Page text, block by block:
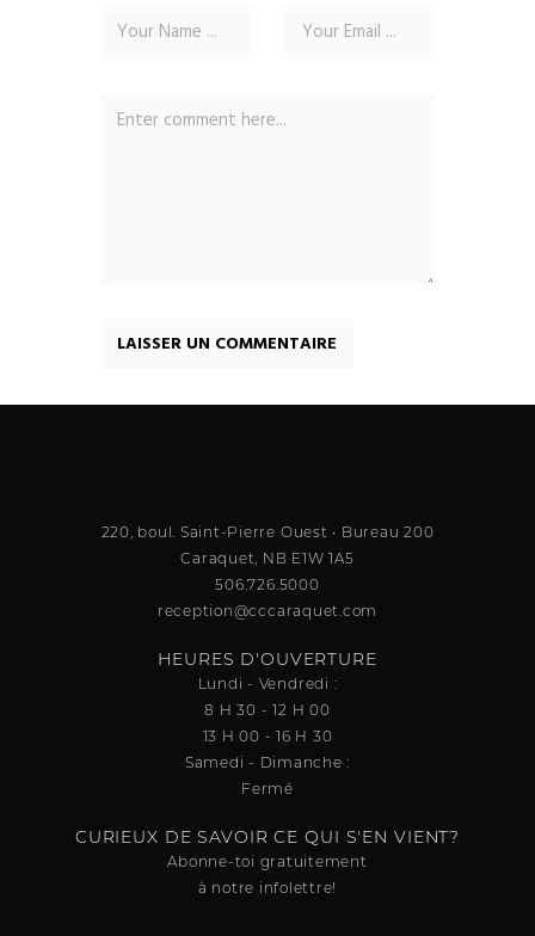
220, boul. Saint-Pierre Ouest • Bureau 200
Caraquet, NB E1W 1A5
506.726.5000
reception@cccaraquet.com
HEURES D'OUVERTURE
Lundi - Vendredi :
8 H 30 - 12 H 00
13 H 00 - 16 H 30
Samedi - Dimanche :
Fermé
CURIEUX DE SAVOIR CE QUI S'EN VIENT?
Abonne-toi gratuitement
à notre infolettre!